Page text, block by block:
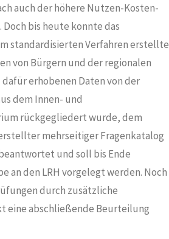
auch der höhere Nutzen-Kosten-
bis heute konnte das
standardisierten Verfahren erstellte
von Bürgern und der regionalen
erhobenen Daten von der
dem Innen- und
rückgegliedert wurde, dem
mehrseitiger Fragenkatalog
und soll bis Ende
an den LRH vorgelegt werden. Noch
durch zusätzliche
eine abschließende Beurteilung